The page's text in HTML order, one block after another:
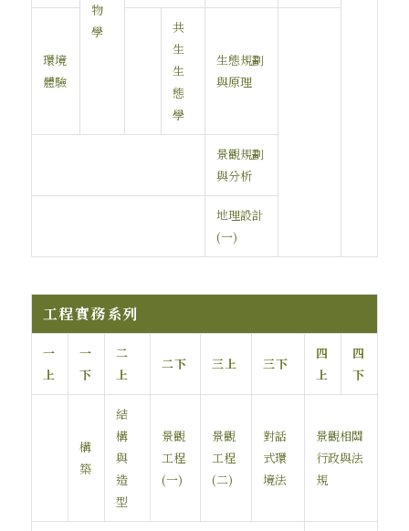
物
學
環境
體驗
共
生
生
態
學
生態規劃
與原理
景觀規劃
與分析
地理設計
(一)
工程實務系列
一
上
一
下
二
上
二下 三上 三下
四
上
四
下
構
築
結
構
與
造
型
景觀
工程
(一)
景觀
工程
(二)
對話
式環
境法
景觀相關
行政與法
規